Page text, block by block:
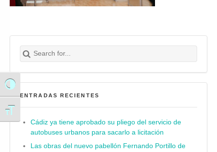
Alternar alto contraste
Alternar tamaño de letra
Search for:
Buscar
ENTRADAS RECIENTES
Cádiz ya tiene aprobado su pliego del servicio de
autobuses urbanos para sacarlo a licitación
Las obras del nuevo pabellón Fernando Portillo de